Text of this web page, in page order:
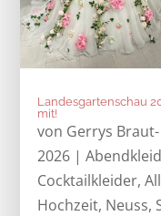
Landesgartenschau
mit!
von Gerrys
2026 |
Cocktailkleider,
Hochzeit, Neuss,